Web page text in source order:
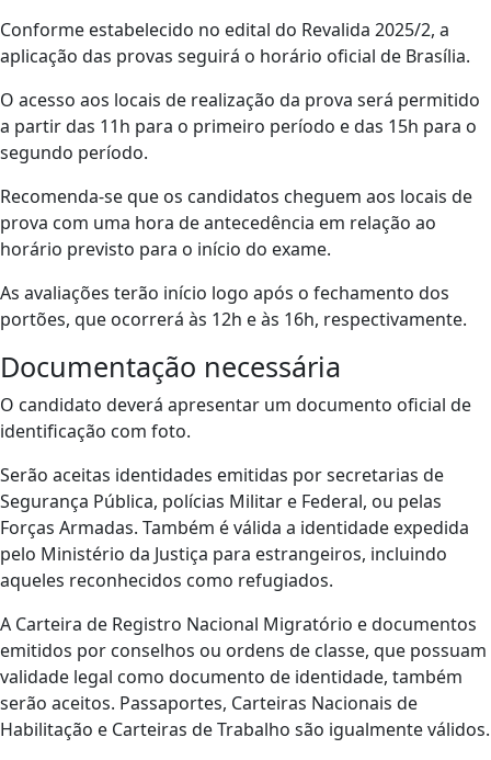
Conforme estabelecido no edital do Revalida 2025/2, a
aplicação das provas seguirá o horário oficial de Brasília.
O acesso aos locais de realização da prova será permitido
a partir das 11h para o primeiro período e das 15h para o
segundo período.
Recomenda-se que os candidatos cheguem aos locais de
prova com uma hora de antecedência em relação ao
horário previsto para o início do exame.
As avaliações terão início logo após o fechamento dos
portões, que ocorrerá às 12h e às 16h, respectivamente.
Documentação necessária
O candidato deverá apresentar um documento oficial de
identificação com foto.
Serão aceitas identidades emitidas por secretarias de
Segurança Pública, polícias Militar e Federal, ou pelas
Forças Armadas. Também é válida a identidade expedida
pelo Ministério da Justiça para estrangeiros, incluindo
aqueles reconhecidos como refugiados.
A Carteira de Registro Nacional Migratório e documentos
emitidos por conselhos ou ordens de classe, que possuam
validade legal como documento de identidade, também
serão aceitos. Passaportes, Carteiras Nacionais de
Habilitação e Carteiras de Trabalho são igualmente válidos.